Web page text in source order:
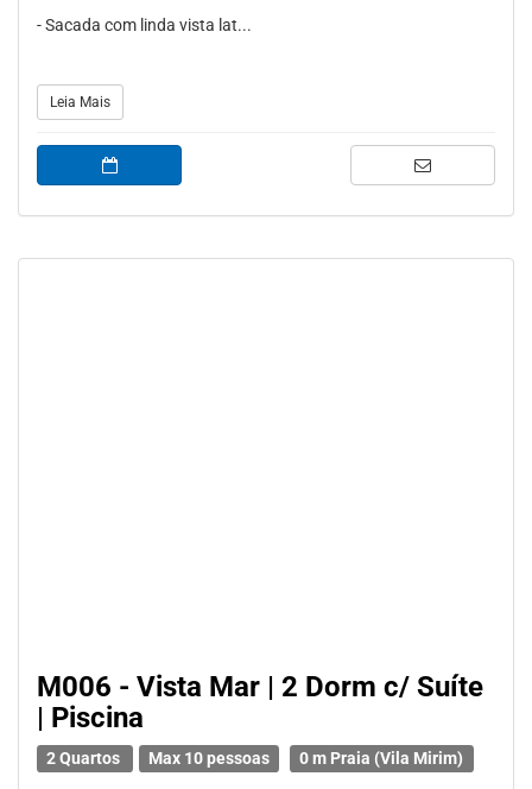
- Sacada com linda vista lat...
Leia Mais
M006 - Vista Mar | 2 Dorm c/ Suíte
| Piscina
2 Quartos Max 10 pessoas 0 m Praia (Vila Mirim)